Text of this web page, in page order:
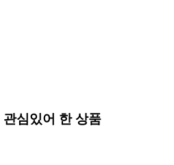
심있어 한 상품